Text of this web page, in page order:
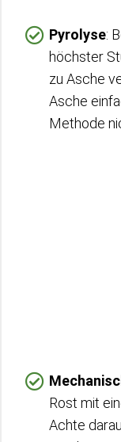
Pyrolyse:
höchster
zu Asche
Asche
Methode
Rost mit
Achte